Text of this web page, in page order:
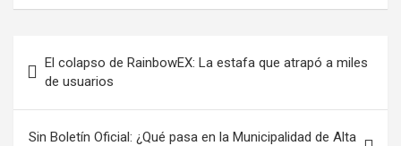
El colapso de RainbowEX: La estafa que atrapó a miles
de usuarios
Sin Boletín Oficial: ¿Qué pasa en la Municipalidad de Alta